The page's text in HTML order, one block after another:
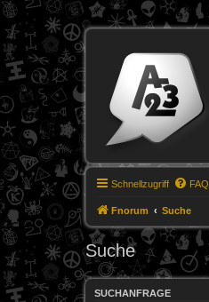
Schnellzugriff FAQ
Fnorum Suche
Suche
SUCHANFRAGE